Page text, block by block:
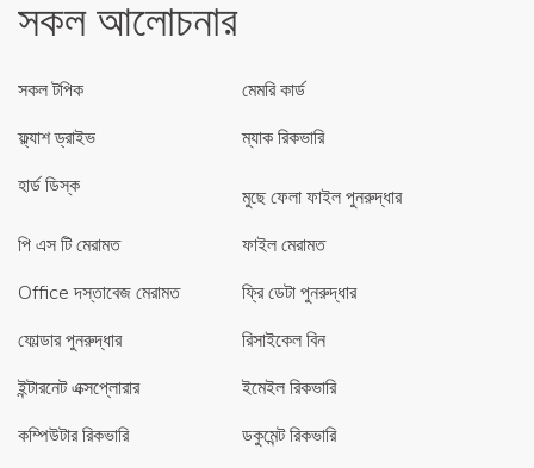
সকল আলোচনার
সকল টপিক
মেমরি কার্ড
ফ্ল্যাশ ড্রাইভ
ম্যাক রিকভারি
হার্ড ডিস্ক
মুছে ফেলা ফাইল পুনরুদ্ধার
পি এস টি মেরামত
ফাইল মেরামত
Office দস্তাবেজ মেরামত
ফ্রি ডেটা পুনরুদ্ধার
ফোল্ডার পুনরুদ্ধার
রিসাইকেল বিন
ইন্টারনেট এক্সপ্লোরার
ইমেইল রিকভারি
কম্পিউটার রিকভারি
ডকুমেন্ট রিকভারি